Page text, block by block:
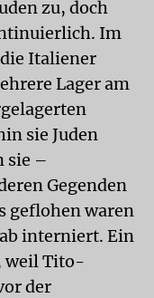
zu, doch
Im
Italiener
Lager am
sie Juden
sie –
Gegenden
geflohen waren
interniert. Ein
weil Tito-
der